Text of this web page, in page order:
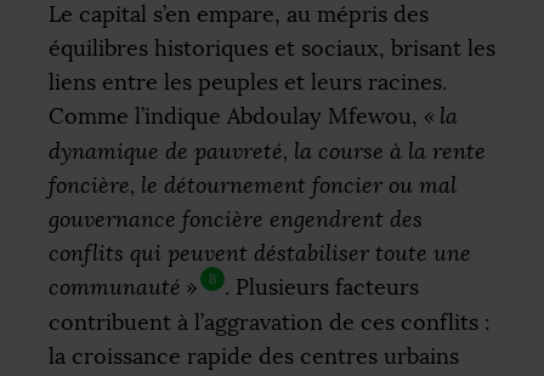
Le capital s’en empare, au mépris des
équilibres historiques et sociaux, brisant les
liens entre les peuples et leurs racines.
Comme l’indique Abdoulay Mfewou, « la
dynamique de pauvreté, la course à la rente
foncière, le détournement foncier ou mal
gouvernance foncière engendrent des
conflits qui peuvent déstabiliser toute une
communauté » 8
. Plusieurs facteurs
contribuent à l’aggravation de ces conflits :
la croissance rapide des centres urbains